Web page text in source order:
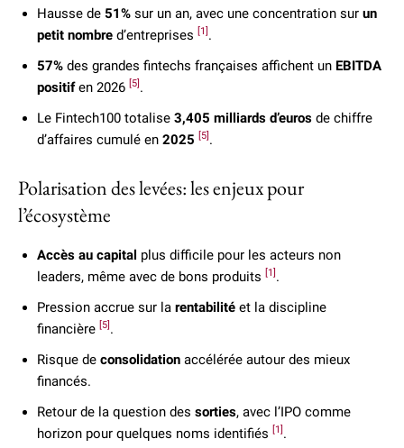
Hausse de 51% sur un an, avec une concentration sur un
petit nombre d’entreprises [1] .
57% des grandes fintechs françaises affichent un EBITDA
positifen 2026 [5] .
Le Fintech100 totalise 3,405 milliards d’euros de chiffre
d’affaires cumulé en 2025 [5] .
Polarisation des levées: les enjeux pour
l’écosystème
Accès au capital plus difficile pour les acteurs non
leaders, même avec de bons produits
[1] .
Pression accrue sur la rentabilité et la discipline
financière
[5] .
Risque de consolidation accélérée autour des mieux
financés.
Retour de la question des sorties, avec l’IPO comme
horizon pour quelques noms identifiés
[1] .